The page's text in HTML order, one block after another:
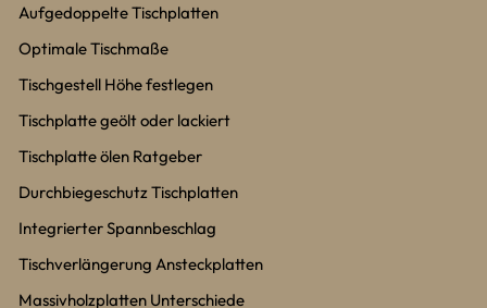
Aufgedoppelte Tischplatten
Optimale Tischmaße
Tischgestell Höhe festlegen
Tischplatte geölt oder lackiert
Tischplatte ölen Ratgeber
Durchbiegeschutz Tischplatten
Integrierter Spannbeschlag
Tischverlängerung Ansteckplatten
Massivholzplatten Unterschiede